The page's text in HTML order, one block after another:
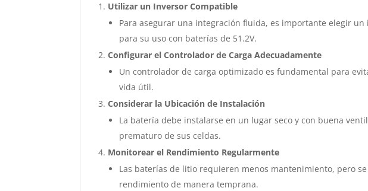
Utilizar un Inversor Compatible
Para asegurar una integración fluida, es importante elegir
para su uso con baterías de 51.2V.
Configurar el Controlador de Carga Adecuadamente
Un controlador de carga optimizado es fundamental para
vida útil.
Considerar la Ubicación de Instalación
La batería debe instalarse en un lugar seco y con buena
prematuro de sus celdas.
Monitorear el Rendimiento Regularmente
Las baterías de litio requieren menos mantenimiento, pero
rendimiento de manera temprana.